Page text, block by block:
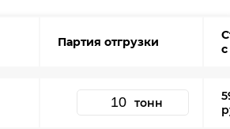
Партия отгрузки
тонн